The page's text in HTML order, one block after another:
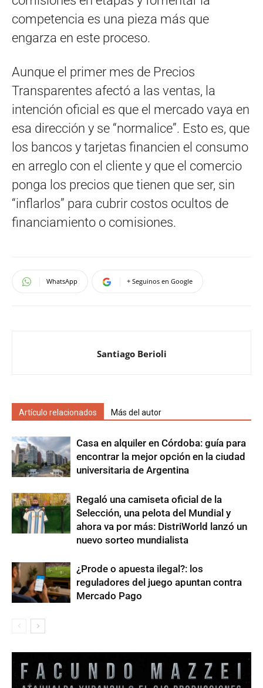
competencia es una pieza más que
engarza en este proceso.
Aunque el primer mes de Precios
Transparentes afectó a las ventas, la
intención oficial es que el mercado vaya en
esa dirección y se “normalice”. Esto es, que
los bancos y tarjetas financien el consumo
en arreglo con el cliente y que el comercio
ponga los precios que tienen que ser, sin
“inflarlos” para cubrir costos ocultos de
financiamiento o comisiones.
WhatsApp + Seguinos en Google
Santiago Berioli
Artículo relacionados Más del autor
Casa en alquiler en Córdoba: guía para
encontrar la mejor opción en la ciudad
universitaria de Argentina
Regaló una camiseta oficial de la
Selección, una pelota del Mundial y
ahora va por más: DistriWorld lanzó un
nuevo sorteo mundialista
¿Prode o apuesta ilegal?: los
reguladores del juego apuntan contra
Mercado Pago